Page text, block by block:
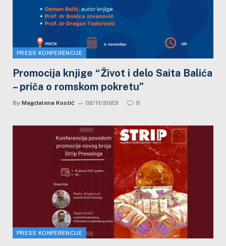
PRESS KONFERENCIJE
Promocija knjige “Život i delo Saita Balića
– priča o romskom pokretu”
By Magdalena Kostić 02/11/2023 0
PRESS KONFERENCIJE